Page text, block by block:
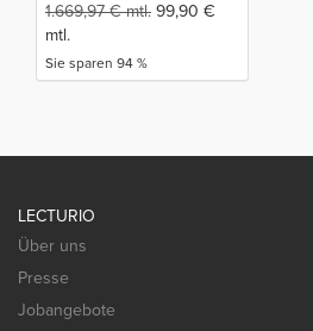
1.669,97€mtl. 99,90 €
mtl.
Sie sparen 94 %
LECTURIO
Über uns
Presse
Jobangebote